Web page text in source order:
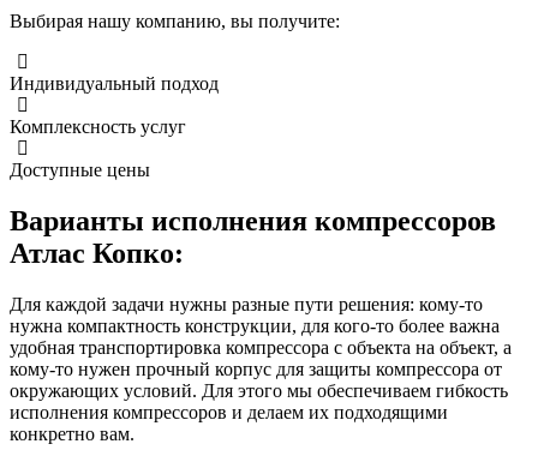
Выбирая нашу компанию, вы получите:
Индивидуальный подход
Комплексность услуг
Доступные цены
Варианты исполнения компрессоров
Атлас Копко:
Для каждой задачи нужны разные пути решения: кому-то
нужна компактность конструкции, для кого-то более важна
удобная транспортировка компрессора с объекта на объект, а
кому-то нужен прочный корпус для защиты компрессора от
окружающих условий. Для этого мы обеспечиваем гибкость
исполнения компрессоров и делаем их подходящими
конкретно вам.